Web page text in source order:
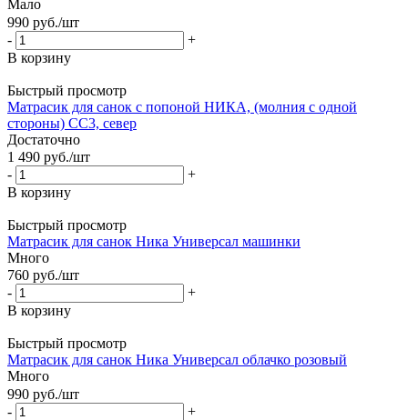
Мало
990 руб./шт
-
+
В корзину
Быстрый просмотр
Матрасик для санок с попоной НИКА, (молния с одной
стороны) СС3, север
Достаточно
1 490 руб./шт
-
+
В корзину
Быстрый просмотр
Матрасик для санок Ника Универсал машинки
Много
760 руб./шт
-
+
В корзину
Быстрый просмотр
Матрасик для санок Ника Универсал облачко розовый
Много
990 руб./шт
-
+